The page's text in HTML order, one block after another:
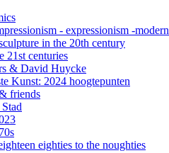
- expressionism -
in the 20th century
21st centuries
& David Huycke
Kunst: 2024 hoogtepunten
friends
eighties to the noughties